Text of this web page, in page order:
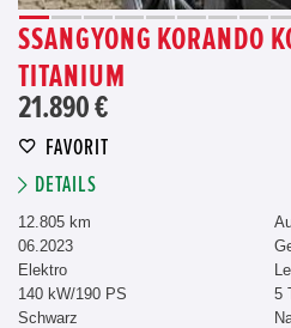
SSANGYONG KORANDO
TITANIUM
21.890 €
FAVORIT
DETAILS
12.805 km
06.2023
Elektro
140 kW/190 PS
Schwarz
5